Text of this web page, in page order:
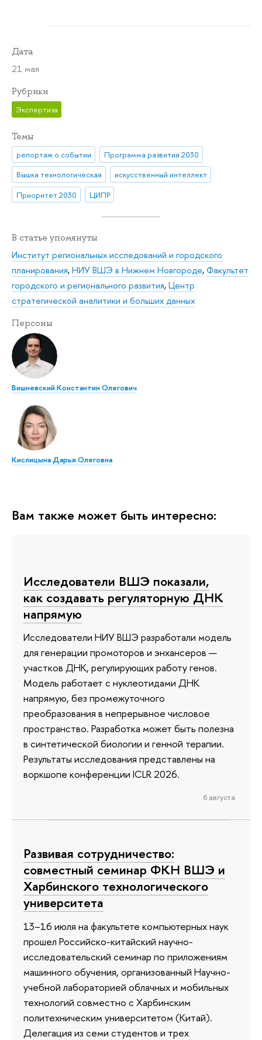
Дата
21 мая
Рубрики
Экспертиза
Темы
репортаж о событии
Программа развития 2030
Вышка технологическая
искусственный интеллект
Приоритет 2030
ЦИПР
В статье упомянуты
Институт региональных исследований и городского
планирования,НИУ ВШЭ в Нижнем Новгороде,Факультет
городского и регионального развития,Центр
стратегической аналитики и больших данных
Персоны
Вишневский Константин Олегович
Кислицына Дарья Олеговна
Вам также может быть интересно:
Исследователи ВШЭ показали,
как создавать регуляторную ДНК
напрямую
Исследователи НИУ ВШЭ разработали модель
для генерации промоторов и энхансеров —
участков ДНК, регулирующих работу генов.
Модель работает с нуклеотидами ДНК
напрямую, без промежуточного
преобразования в непрерывное числовое
пространство. Разработка может быть полезна
в синтетической биологии и генной терапии.
Результаты исследования представлены на
воркшопе конференции ICLR 2026.
6 августа
Развивая сотрудничество:
совместный семинар ФКН ВШЭ и
Харбинского технологического
университета
13–16 июля на факультете компьютерных наук
прошел Российско-китайский научно-
исследовательский семинар по приложениям
машинного обучения, организованный Научно-
учебной лабораторией облачных и мобильных
технологий совместно с Харбинским
политехническим университетом (Китай).
Делегация из семи студентов и трех